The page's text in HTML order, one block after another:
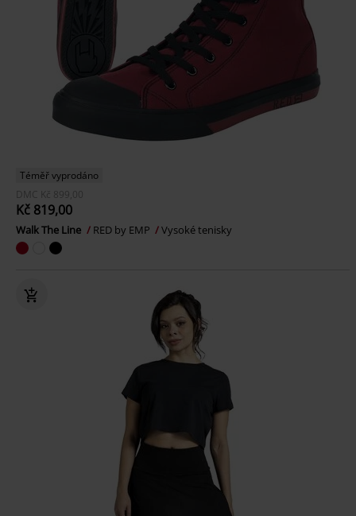
Téměř vyprodáno
DMC
Kč 899,00
Kč 819,00
Walk The Line RED by EMP Vysoké tenisky